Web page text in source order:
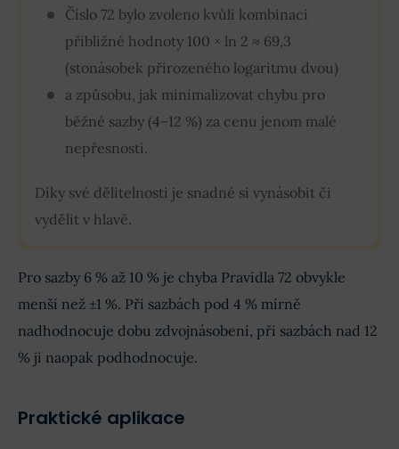
Číslo 72 bylo zvoleno kvůli kombinaci
přibližné hodnoty 100 × ln 2 ≈ 69,3
(stonásobek přirozeného logaritmu dvou)
a způsobu, jak minimalizovat chybu pro
běžné sazby (4–12 %) za cenu jenom malé
nepřesnosti.
Díky své dělitelnosti je snadné si vynásobit či
vydělit v hlavě.
Pro sazby 6 % až 10 % je chyba Pravidla 72 obvykle
menší než ±1 %. Při sazbách pod 4 % mírně
nadhodnocuje dobu zdvojnásobení, při sazbách nad 12
% ji naopak podhodnocuje.
Praktické aplikace